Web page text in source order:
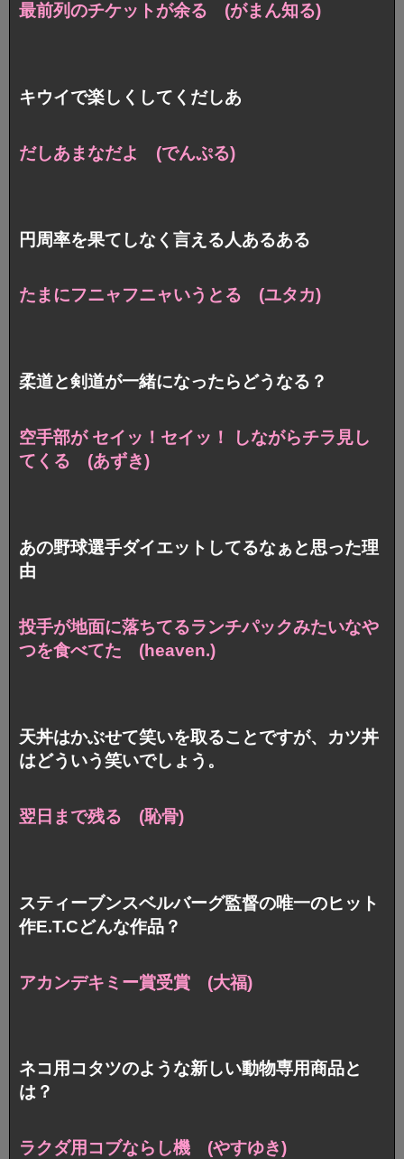
最前列のチケットが余る (がまん知る)
キウイで楽しくしてくだしあ
だしあまなだよ (でんぷる)
円周率を果てしなく言える人あるある
たまにフニャフニャいうとる (ユタカ)
柔道と剣道が一緒になったらどうなる？
空手部が セイッ！セイッ！ しながらチラ見し
てくる (あずき)
あの野球選手ダイエットしてるなぁと思った理
由
投手が地面に落ちてるランチパックみたいなや
つを食べてた (heaven.)
天丼はかぶせて笑いを取ることですが、カツ丼
はどういう笑いでしょう。
翌日まで残る (恥骨)
スティーブンスベルバーグ監督の唯一のヒット
作E.T.Cどんな作品？
アカンデキミー賞受賞 (大福)
ネコ用コタツのような新しい動物専用商品と
は？
ラクダ用コブならし機 (やすゆき)